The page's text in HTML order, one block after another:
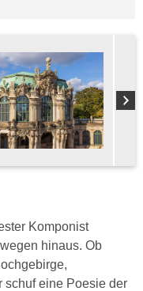
Komponist
hinaus. Ob
schuf eine Poesie der